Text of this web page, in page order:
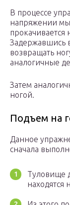
В процессе
напряжении
прокачивается
Задержавшись
возвращать
аналогичные
Затем
ногой.
Подъем на
Данное
сначала
Туловище
находятся